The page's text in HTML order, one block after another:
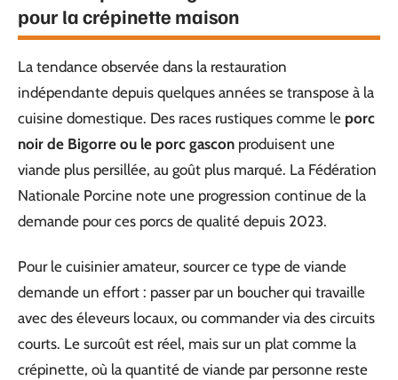
pour la crépinette maison
La tendance observée dans la restauration
indépendante depuis quelques années se transpose à la
cuisine domestique. Des races rustiques comme le porc
noir de Bigorre ou le porc gascon produisent une
viande plus persillée, au goût plus marqué. La Fédération
Nationale Porcine note une progression continue de la
demande pour ces porcs de qualité depuis 2023.
Pour le cuisinier amateur, sourcer ce type de viande
demande un effort : passer par un boucher qui travaille
avec des éleveurs locaux, ou commander via des circuits
courts. Le surcoût est réel, mais sur un plat comme la
crépinette, où la quantité de viande par personne reste